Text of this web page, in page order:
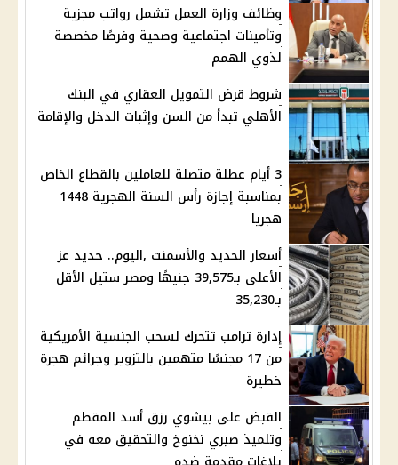
وظائف وزارة العمل تشمل رواتب مجزية
وتأمينات اجتماعية وصحية وفرصًا مخصصة
لذوي الهمم
شروط قرض التمويل العقاري في البنك
الأهلي تبدأ من السن وإثبات الدخل والإقامة
3 أيام عطلة متصلة للعاملين بالقطاع الخاص
بمناسبة إجازة رأس السنة الهجرية 1448
هجريا
أسعار الحديد والأسمنت ,اليوم.. حديد عز
الأعلى بـ39,575 جنيهًا ومصر ستيل الأقل
بـ35,230
إدارة ترامب تتحرك لسحب الجنسية الأمريكية
من 17 مجنسًا متهمين بالتزوير وجرائم هجرة
خطيرة
القبض على بيشوي رزق أسد المقطم
وتلميذ صبري نخنوخ والتحقيق معه في